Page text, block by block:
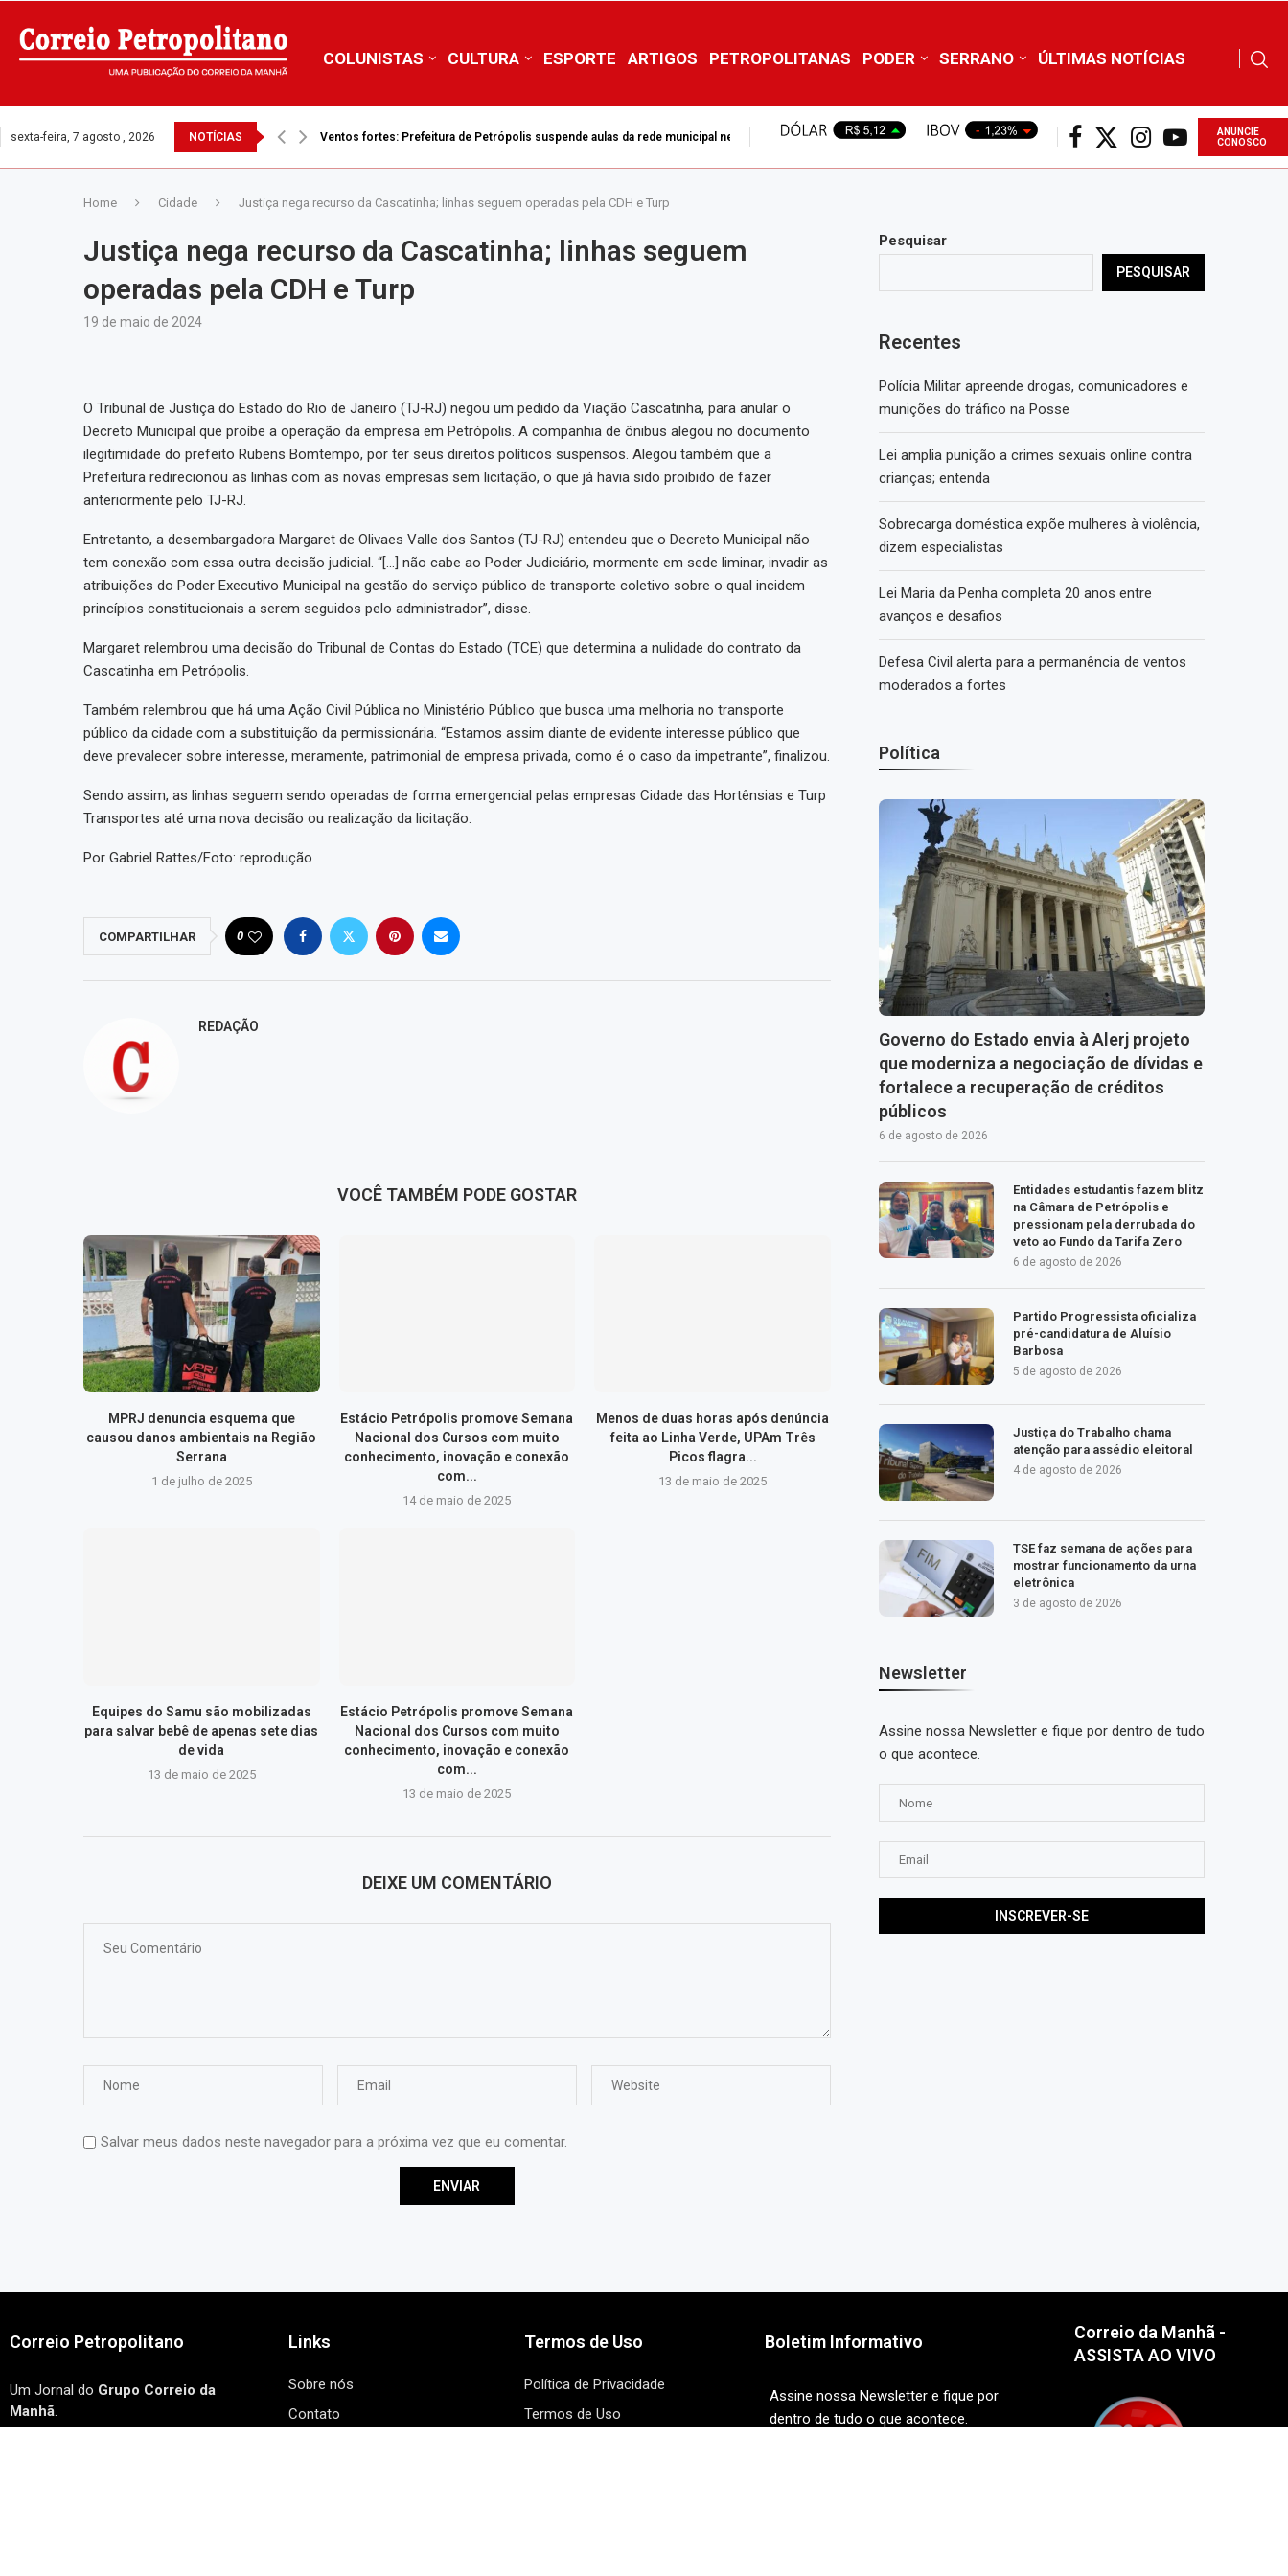
COLUNISTAS CULTURA ESPORTE ARTIGOS PETROPOLITANAS PODER SERRANO ÚLTIMAS NOTÍCIAS
sexta-feira, 7 agosto , 2026 NOTÍCIAS Defensoria tenta impedir adiamento da DEAM para 2028
ANUNCIE
CONOSCO
Home Cidade Justiça nega recurso da Cascatinha; linhas seguem operadas pela CDH e Turp
Justiça nega recurso da Cascatinha; linhas seguem
operadas pela CDH e Turp
19 de maio de 2024
O Tribunal de Justiça do Estado do Rio de Janeiro (TJ-RJ) negou um pedido da Viação Cascatinha, para anular o
Decreto Municipal que proíbe a operação da empresa em Petrópolis. A companhia de ônibus alegou no documento
ilegitimidade do prefeito Rubens Bomtempo, por ter seus direitos políticos suspensos. Alegou também que a
Prefeitura redirecionou as linhas com as novas empresas sem licitação, o que já havia sido proibido de fazer
anteriormente pelo TJ-RJ.
Entretanto, a desembargadora Margaret de Olivaes Valle dos Santos (TJ-RJ) entendeu que o Decreto Municipal não
tem conexão com essa outra decisão judicial. “[…] não cabe ao Poder Judiciário, mormente em sede liminar, invadir as
atribuições do Poder Executivo Municipal na gestão do serviço público de transporte coletivo sobre o qual incidem
princípios constitucionais a serem seguidos pelo administrador”, disse.
Margaret relembrou uma decisão do Tribunal de Contas do Estado (TCE) que determina a nulidade do contrato da
Cascatinha em Petrópolis.
Também relembrou que há uma Ação Civil Pública no Ministério Público que busca uma melhoria no transporte
público da cidade com a substituição da permissionária. “Estamos assim diante de evidente interesse público que
deve prevalecer sobre interesse, meramente, patrimonial de empresa privada, como é o caso da impetrante”, finalizou.
Sendo assim, as linhas seguem sendo operadas de forma emergencial pelas empresas Cidade das Hortênsias e Turp
Transportes até uma nova decisão ou realização da licitação.
Por Gabriel Rattes/Foto: reprodução
COMPARTILHAR 0
REDAÇÃO
VOCÊ TAMBÉM PODE GOSTAR
MPRJ denuncia esquema que
causou danos ambientais na Região
Serrana
1 de julho de 2025
Estácio Petrópolis promove Semana
Nacional dos Cursos com muito
conhecimento, inovação e conexão
com...
14 de maio de 2025
Menos de duas horas após denúncia
feita ao Linha Verde, UPAm Três
Picos flagra...
13 de maio de 2025
Equipes do Samu são mobilizadas
para salvar bebê de apenas sete dias
de vida
13 de maio de 2025
Estácio Petrópolis promove Semana
Nacional dos Cursos com muito
conhecimento, inovação e conexão
com...
13 de maio de 2025
DEIXE UM COMENTÁRIO
Salvar meus dados neste navegador para a próxima vez que eu comentar.
Pesquisar
PESQUISAR
Recentes
Polícia Militar apreende drogas, comunicadores e
munições do tráfico na Posse
Lei amplia punição a crimes sexuais online contra
crianças; entenda
Sobrecarga doméstica expõe mulheres à violência,
dizem especialistas
Lei Maria da Penha completa 20 anos entre
avanços e desafios
Defesa Civil alerta para a permanência de ventos
moderados a fortes
Política
Governo do Estado envia à Alerj projeto
que moderniza a negociação de dívidas e
fortalece a recuperação de créditos
públicos
6 de agosto de 2026
Entidades estudantis fazem blitz
na Câmara de Petrópolis e
pressionam pela derrubada do
veto ao Fundo da Tarifa Zero
6 de agosto de 2026
Partido Progressista oficializa
pré-candidatura de Aluísio
Barbosa
5 de agosto de 2026
Justiça do Trabalho chama
atenção para assédio eleitoral
4 de agosto de 2026
TSE faz semana de ações para
mostrar funcionamento da urna
eletrônica
3 de agosto de 2026
Newsletter
Assine nossa Newsletter e fique por dentro de tudo
o que acontece.
Correio Petropolitano
Um Jornal do Grupo Correio da
Manhã.
Links
Sobre nós
Contato
Termos de Uso
Política de Privacidade
Termos de Uso
Boletim Informativo
Assine nossa Newsletter e fique por
dentro de tudo o que acontece.
Correio da Manhã -
ASSISTA AO VIVO